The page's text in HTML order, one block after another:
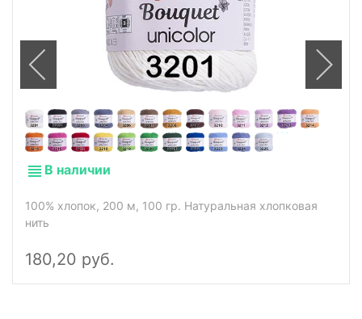
100% хлопок, 200 м, 100 гр. Натуральная хлопковая
180,20 руб.